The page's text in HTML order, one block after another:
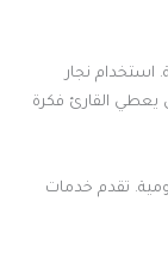
استخدام نجار
يعطي القارئ فكرة
تقدم خدمات